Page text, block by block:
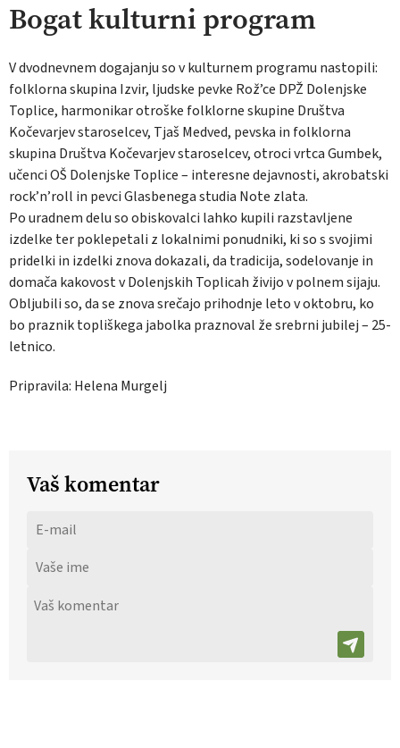
Bogat kulturni program
V dvodnevnem dogajanju so v kulturnem programu nastopili:
folklorna skupina Izvir, ljudske pevke Rož’ce DPŽ Dolenjske
Toplice, harmonikar otroške folklorne skupine Društva
Kočevarjev staroselcev, Tjaš Medved, pevska in folklorna
skupina Društva Kočevarjev staroselcev, otroci vrtca Gumbek,
učenci OŠ Dolenjske Toplice – interesne dejavnosti, akrobatski
rock’n’roll in pevci Glasbenega studia Note zlata.
Po uradnem delu so obiskovalci lahko kupili razstavljene
izdelke ter poklepetali z lokalnimi ponudniki, ki so s svojimi
pridelki in izdelki znova dokazali, da tradicija, sodelovanje in
domača kakovost v Dolenjskih Toplicah živijo v polnem sijaju.
Obljubili so, da se znova srečajo prihodnje leto v oktobru, ko
bo praznik topliškega jabolka praznoval že srebrni jubilej – 25-
letnico.
Pripravila: Helena Murgelj
Vaš komentar